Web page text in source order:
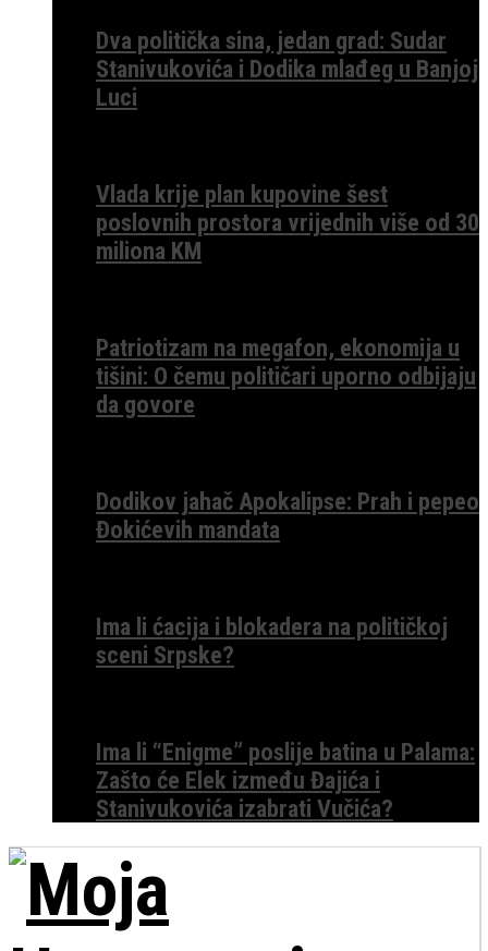
Dva politička sina, jedan grad: Sudar
Stanivukovića i Dodika mlađeg u Banjoj
Luci
Vlada krije plan kupovine šest
poslovnih prostora vrijednih više od 30
miliona KM
Patriotizam na megafon, ekonomija u
tišini: O čemu političari uporno odbijaju
da govore
Dodikov jahač Apokalipse: Prah i pepeo
Đokićevih mandata
Ima li ćacija i blokadera na političkoj
sceni Srpske?
Ima li “Enigme” poslije batina u Palama:
Zašto će Elek između Đajića i
Stanivukovića izabrati Vučića?